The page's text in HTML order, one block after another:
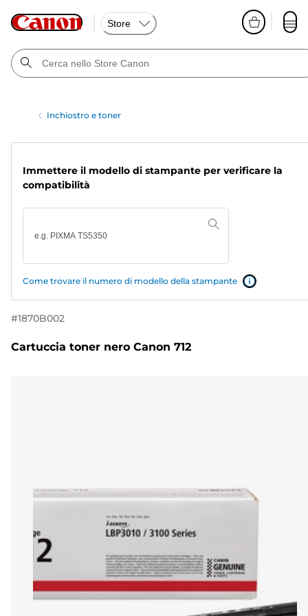
Store
Inchiostro e toner
Immettere il modello di stampante per verificare la
compatibilità
Come trovare il numero di modello della stampante
#1870B002
Cartuccia toner nero Canon 712